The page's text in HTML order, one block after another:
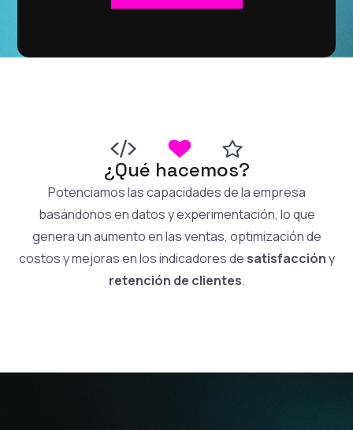
¿Qué hacemos?
Potenciamos las capacidades de la empresa
basándonos en datos y experimentación, lo que
genera un aumento en las ventas, optimización de
costos y mejoras en los indicadores de satisfaccióny
retención de clientes.